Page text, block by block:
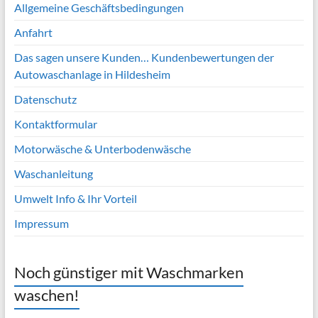
Allgemeine Geschäftsbedingungen
Anfahrt
Das sagen unsere Kunden… Kundenbewertungen der
Autowaschanlage in Hildesheim
Datenschutz
Kontaktformular
Motorwäsche & Unterbodenwäsche
Waschanleitung
Umwelt Info & Ihr Vorteil
Impressum
Noch günstiger mit Waschmarken
waschen!